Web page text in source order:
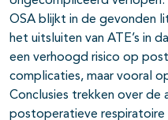
OSA blijkt in de gevonden
het uitsluiten van ATE’s in
een verhoogd risico op
complicaties, maar vooral
Conclusies trekken over de
postoperatieve